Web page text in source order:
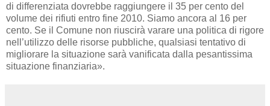
di differenziata dovrebbe raggiungere il 35 per cento del
volume dei rifiuti entro fine 2010. Siamo ancora al 16 per
cento. Se il Comune non riuscirà varare una politica di rigore
nell’utilizzo delle risorse pubbliche, qualsiasi tentativo di
migliorare la situazione sarà vanificata dalla pesantissima
situazione finanziaria».